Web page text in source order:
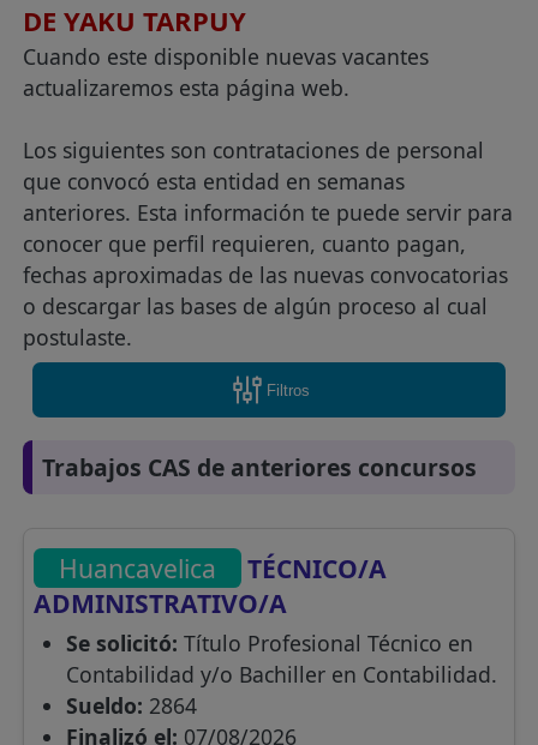
DE YAKU TARPUY
Cuando este disponible nuevas vacantes
actualizaremos esta página web.
Los siguientes son contrataciones de personal
que convocó esta entidad en semanas
anteriores. Esta información te puede servir para
conocer que perfil requieren, cuanto pagan,
fechas aproximadas de las nuevas convocatorias
o descargar las bases de algún proceso al cual
postulaste.
Filtros
Trabajos CAS de anteriores concursos
Huancavelica
TÉCNICO/A
ADMINISTRATIVO/A
Se solicitó: Título Profesional Técnico en
Contabilidad y/o Bachiller en Contabilidad.
Sueldo: 2864
Finalizó el: 07/08/2026